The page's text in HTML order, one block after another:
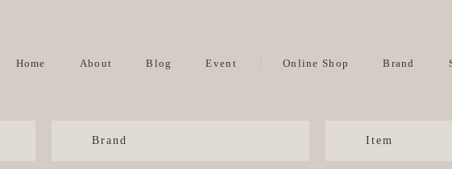
Home About Blog Event Online Shop Brand
Brand Item